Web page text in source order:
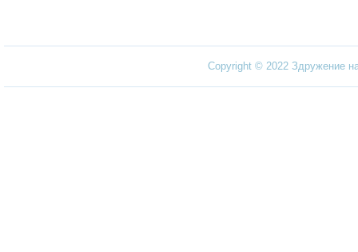
Copyright © 2022 Здружение